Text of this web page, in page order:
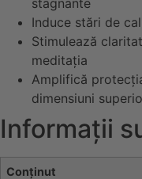
Induce stări de
Stimulează
meditația
Amplifică
dimensiuni
Informații
Conținut